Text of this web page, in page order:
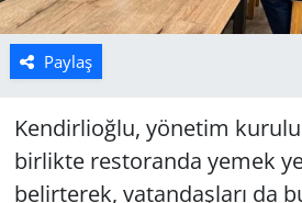
Paylaş
Kendirlioğlu, yönetim
birlikte restoranda yemek
belirterek, vatandaşları da